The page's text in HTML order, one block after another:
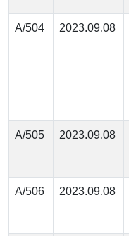
А/504 2023.09.08
А/505 2023.09.08
А/506 2023.09.08